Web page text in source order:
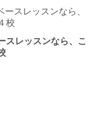
スレッスンなら、こ